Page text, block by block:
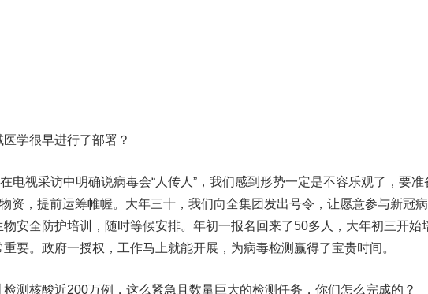
学很早进行了部署？
视采访中明确说病毒会“人传人”，我们感到形势一定是不容乐观了，要准
资，提前运筹帷幄。大年三十，我们向全集团发出号令，让愿意参与新冠
安全防护培训，随时等候安排。年初一报名回来了50多人，大年初三开始
要。政府一授权，工作马上就能开展，为病毒检测赢得了宝贵时间。
核酸近200万例，这么紧急且数量巨大的检测任务，你们怎么完成的？